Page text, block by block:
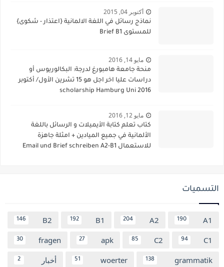
أكتوبر 04, 2015
نماذج رسائل في اللغة الالمانية {اعتذار - شكوى}
للمستوى Brief B1
مايو 14, 2016
منحة جامعة هامبورغ لدرجة: البكالوريوس أو
دراسات عليا اخر اجل هو 15 تشرين الأول/ أكتوبر
2016 scholarship Hamburg Uni
مايو 12, 2016
كتاب تعلم كتابة الأيميلات و الرسائل باللغة
الألمانية في جميع الميادين + امثلة جاهزة
للاستعمال Email und Brief schreiben A2-B1
التسميات
A1
190
A2
204
B1
192
B2
146
C1
94
C2
85
apk
27
fragen
30
grammatik
138
woerter
51 أخبار 2